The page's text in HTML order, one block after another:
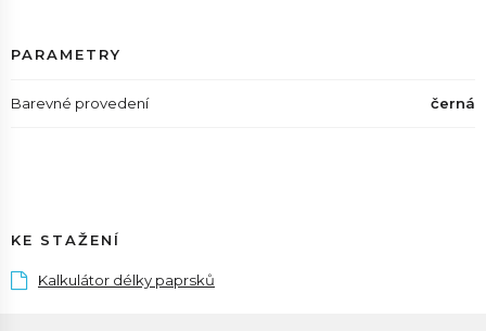
PARAMETRY
Barevné provedení černá
KE STAŽENÍ
Kalkulátor délky paprsků